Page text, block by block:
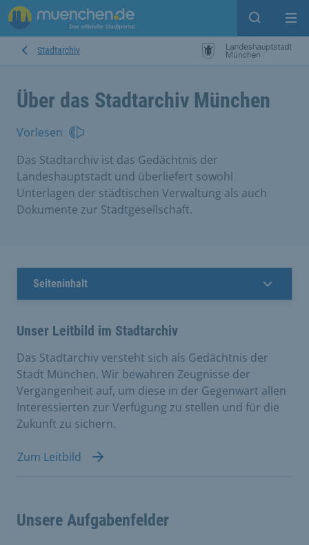
Suche
Stadtarchiv
Über das Stadtarchiv München
Vorlesen
Das Stadtarchiv ist das Gedächtnis der
Landeshauptstadt und überliefert sowohl
Unterlagen der städtischen Verwaltung als auch
Dokumente zur Stadtgesellschaft.
Seiteninhalt
Unser Leitbild im Stadtarchiv
Das Stadtarchiv versteht sich als Gedächtnis der
Stadt München. Wir bewahren Zeugnisse der
Vergangenheit auf, um diese in der Gegenwart allen
Interessierten zur Verfügung zu stellen und für die
Zukunft zu sichern.
Zum Leitbild
Unsere Aufgabenfelder